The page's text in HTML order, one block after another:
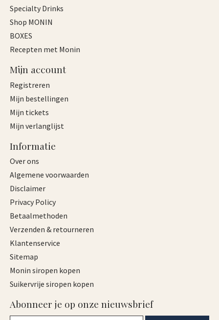
Specialty Drinks
Shop MONIN
BOXES
Recepten met Monin
Mijn account
Registreren
Mijn bestellingen
Mijn tickets
Mijn verlanglijst
Informatie
Over ons
Algemene voorwaarden
Disclaimer
Privacy Policy
Betaalmethoden
Verzenden & retourneren
Klantenservice
Sitemap
Monin siropen kopen
Suikervrije siropen kopen
Abonneer je op onze nieuwsbrief